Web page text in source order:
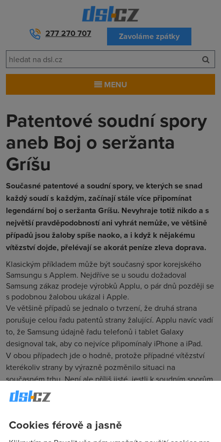
277 270 707 Zavoláme zpátky
MENU
Patentové soudní spory
aneb Boj o seržanta
Gríšu
Současné patentové a soudní spory, ve kterých se snad
každý soudí s každým, začínají stále více připomínat
legendární boj o seržanta Gríšu. Nevyhraje totiž nikdo a s
největší pravděpodobností ani vyhrát nemůže, ve většině
případů jsou žaloby spíše naoko, a i když k nějakému
vítězství dojde, přelévají se akorát peníze zleva doprava.
Klasickým příkladem může být současný spor korejského
Samsungu s Applem. Nejdříve se u soudu dožadoval
Samsung zákaz prodeje výrobků Applu, o pár dnů později se
s podobnou žalobou ukázal i Apple.
Ve většině případů se jednalo o tvrzení, že druhá strana
porušuje celou řadu patentů strany žalující. Applu navíc vadí
to, že Samsung údajně řadu telefonů i tablet Galaxy
designoval tak, aby co nejvíce připomínaly iPhone a iPad.
V obou případech jde o hodně, protože případné vítězství
kterékoliv strany by výrazně pozměnilo situaci na
současném trhu. Není ale příliš jisté, jestli k soudním sporům
opravdu dojde, koneckonců Samsung nakonec žalobu stáhl.
Samsung dodává právě Applu, navíc právě pro iPhone a
iPad. Kazit prodeje těchto přístrojů by tedy výrazně narušilo
Cookies férově a jasně